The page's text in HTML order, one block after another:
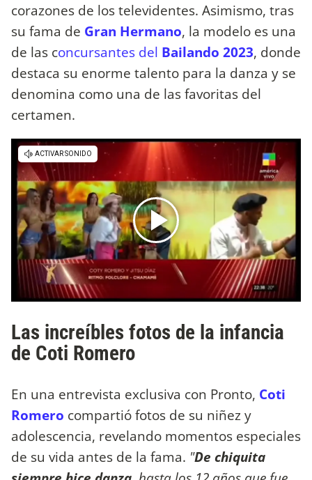
corazones de los televidentes. Asimismo, tras
su fama de Gran Hermano, la modelo es una
de las concursantes del Bailando 2023, donde
destaca su enorme talento para la danza y se
denomina como una de las favoritas del
certamen.
Las increíbles fotos de la infancia
de Coti Romero
En una entrevista exclusiva con Pronto, Coti
Romero compartió fotos de su niñez y
adolescencia, revelando momentos especiales
de su vida antes de la fama. "De chiquita